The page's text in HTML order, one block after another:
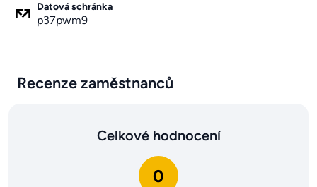
Datová schránka
p37pwm9
Recenze zaměstnanců
Celkové hodnocení
0